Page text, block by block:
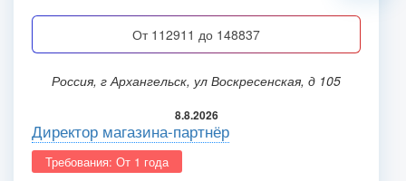
от 112911 до 148837
Россия, г Архангельск, ул Воскресенская, д 105
8.8.2026
Директор магазина-партнёр
Требования: От 1 года